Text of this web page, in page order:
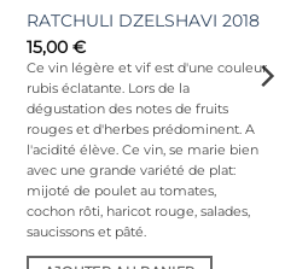
RATCHULI DZELSHAVI 2018
15,00 €
Ce vin légère et vif est d'une couleur
rubis éclatante. Lors de la
dégustation des notes de fruits
rouges et d'herbes prédominent. A
l'acidité élève. Ce vin, se marie bien
avec une grande variété de plat:
mijoté de poulet au tomates,
cochon rôti, haricot rouge, salades,
saucissons et pâté.